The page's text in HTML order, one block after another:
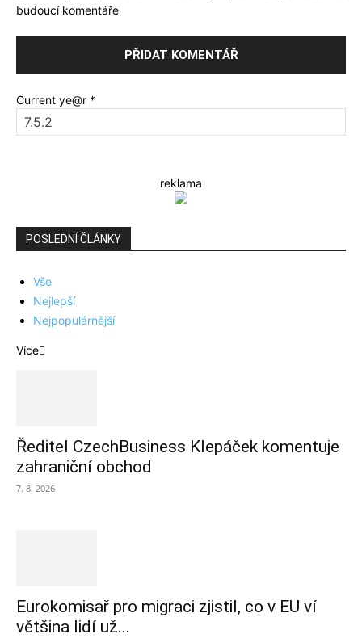
budoucí komentáře
Current ye@r *
reklama
POSLEDNÍ ČLÁNKY
Vše
Nejlepší
Nejpopulárnější
Více
Ředitel CzechBusiness Klepáček komentuje
zahraniční obchod
7. 8. 2026
Eurokomisař pro migraci zjistil, co v EU ví
většina lidí už...